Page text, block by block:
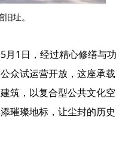
址。
5月1日，经过精心修缮与功
众试运营开放，这座承载
筑，以复合型公共文化空
璀璨地标，让尘封的历史